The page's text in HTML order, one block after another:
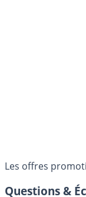
Les offres
Questions &